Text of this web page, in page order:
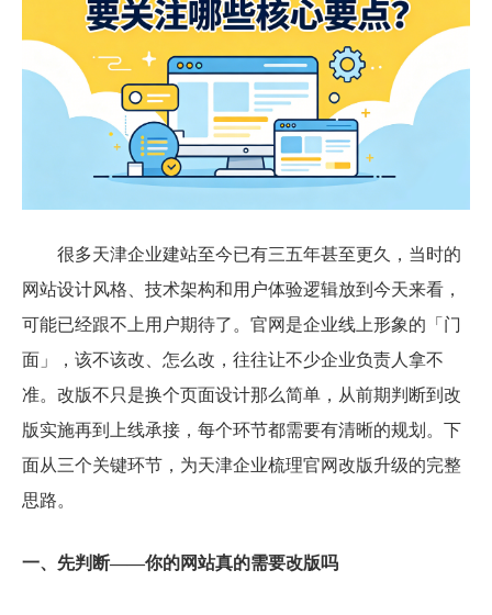
很多天津企业建站至今已有三五年甚至更久，当时的
网站设计风格、技术架构和用户体验逻辑放到今天来看，
可能已经跟不上用户期待了。官网是企业线上形象的「门
面」，该不该改、怎么改，往往让不少企业负责人拿不
准。改版不只是换个页面设计那么简单，从前期判断到改
版实施再到上线承接，每个环节都需要有清晰的规划。下
面从三个关键环节，为天津企业梳理官网改版升级的完整
思路。
一、先判断——你的网站真的需要改版吗